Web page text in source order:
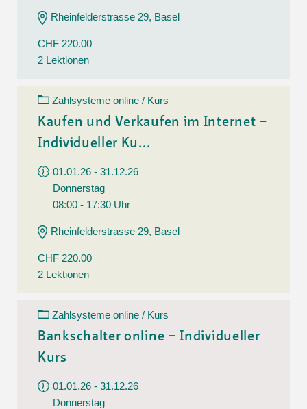
Rheinfelderstrasse 29, Basel
CHF 220.00
2 Lektionen
Zahlsysteme online / Kurs
Kaufen und Verkaufen im Internet –
Individueller Ku...
01.01.26 - 31.12.26
Donnerstag
08:00 - 17:30 Uhr
Rheinfelderstrasse 29, Basel
CHF 220.00
2 Lektionen
Zahlsysteme online / Kurs
Bankschalter online – Individueller
Kurs
01.01.26 - 31.12.26
Donnerstag